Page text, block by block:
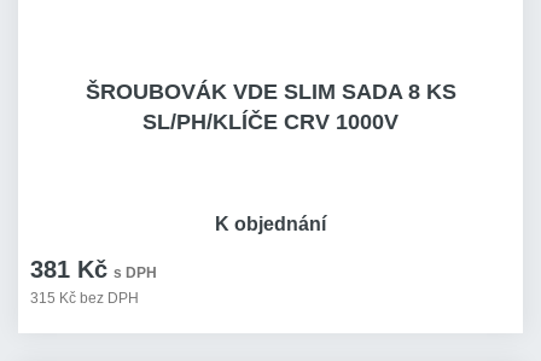
ŠROUBOVÁK VDE SLIM SADA 8 KS
SL/PH/KLÍČE CRV 1000V
381 Kč s DPH
315 Kč bez DPH
K objednání